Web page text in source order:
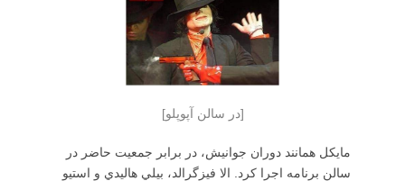
[در سالن آپوپلو]
مايكل همانند دوران جوانيش، در برابر جمعيت حاضر در
سالن برنامه اجرا كرد. الا فيزگرالد، بيلي هاليدي و استيو